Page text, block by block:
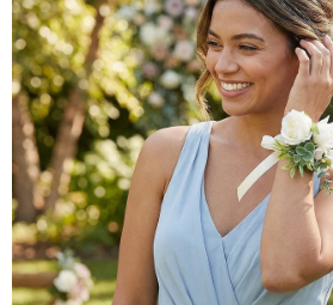
je
0,0
z
5
hvězdiček.